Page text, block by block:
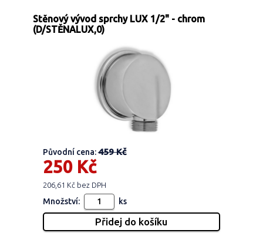
Stěnový vývod sprchy LUX 1/2" - chrom
(D/STĚNALUX,0)
Původní cena:459 Kč
250 Kč
206,61 Kč bez DPH
Množství: ks